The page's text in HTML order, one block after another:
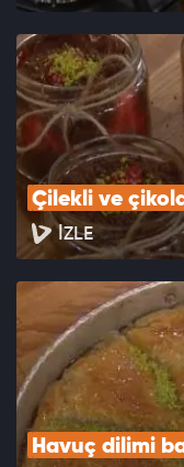
Çilekli ve
İZLE
Havuç dilimi